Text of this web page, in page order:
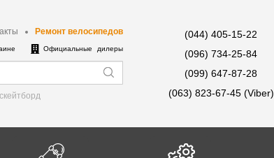
Ремонт велосипедов
Официальные дилеры
(044) 405-15-22
(096) 734-25-84
(099) 647-87-28
(063) 823-67-45 (Viber)